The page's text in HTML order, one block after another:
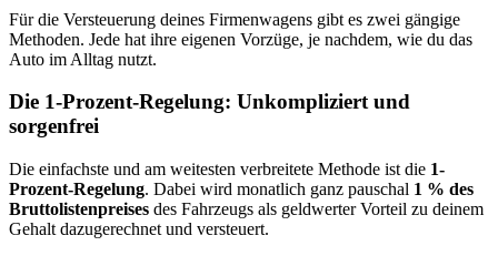
Für die Versteuerung deines Firmenwagens gibt es zwei gängige
Methoden. Jede hat ihre eigenen Vorzüge, je nachdem, wie du das
Auto im Alltag nutzt.
Die 1-Prozent-Regelung: Unkompliziert und
sorgenfrei
Die einfachste und am weitesten verbreitete Methode ist die 1-
Prozent-Regelung. Dabei wird monatlich ganz pauschal 1 % des
Bruttolistenpreises des Fahrzeugs als geldwerter Vorteil zu deinem
Gehalt dazugerechnet und versteuert.